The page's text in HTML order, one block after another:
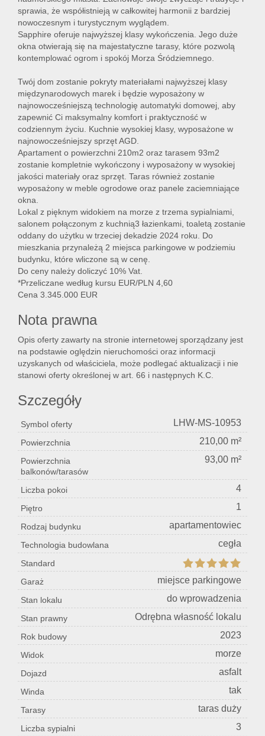
sprawia, że ​​współistnieją w całkowitej harmonii z bardziej
nowoczesnym i turystycznym wyglądem.
Sapphire oferuje najwyższej klasy wykończenia. Jego duże
okna otwierają się na majestatyczne tarasy, które pozwolą
kontemplować ogrom i spokój Morza Śródziemnego.
Twój dom zostanie pokryty materiałami najwyższej klasy
międzynarodowych marek i będzie wyposażony w
najnowocześniejszą technologię automatyki domowej, aby
zapewnić Ci maksymalny komfort i praktyczność w
codziennym życiu. Kuchnie wysokiej klasy, wyposażone w
najnowocześniejszy sprzęt AGD.
Apartament o powierzchni 210m2 oraz tarasem 93m2
zostanie kompletnie wykończony i wyposażony w wysokiej
jakości materiały oraz sprzęt. Taras również zostanie
wyposażony w meble ogrodowe oraz panele zaciemniające
okna.
Lokal z pięknym widokiem na morze z trzema sypialniami,
salonem połączonym z kuchnią3 łazienkami, toaletą zostanie
oddany do użytku w trzeciej dekadzie 2024 roku. Do
mieszkania przynależą 2 miejsca parkingowe w podziemiu
budynku, które wliczone są w cenę.
Do ceny należy doliczyć 10% Vat.
*Przeliczane według kursu EUR/PLN 4,60
Cena 3.345.000 EUR
Nota prawna
Opis oferty zawarty na stronie internetowej sporządzany jest
na podstawie oględzin nieruchomości oraz informacji
uzyskanych od właściciela, może podlegać aktualizacji i nie
stanowi oferty określonej w art. 66 i następnych K.C.
Szczegóły
Symbol oferty LHW-MS-10953
Powierzchnia 210,00 m²
Powierzchnia
balkonów/tarasów
93,00 m²
Liczba pokoi 4
Piętro 1
Rodzaj budynku apartamentowiec
Technologia budowlana cegła
Standard
Garaż
miejsce parkingowe
Stan lokalu do wprowadzenia
Stan prawny Odrębna własność lokalu
Rok budowy 2023
Widok morze
Dojazd asfalt
Winda tak
Tarasy taras duży
Liczba sypialni 3